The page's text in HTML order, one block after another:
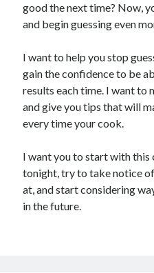
good the next time? Now,
and begin guessing even
I want to help you stop
gain the confidence to be
results each time. I want to
and give you tips that will
every time your cook.
I want you to start with
tonight, try to take notice
at, and start considering
in the future.